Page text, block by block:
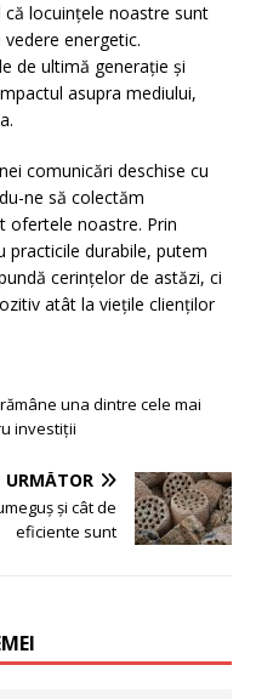
locuințele noastre sunt
energetic.
de ultimă generație și
asupra mediului,
comunicări deschise cu
ne să colectăm
ofertele noastre. Prin
practicile durabile, putem
cerințelor de astăzi, ci
atât la viețile clienților
una dintre cele mai
investiții
URMĂTOR
și cât de
eficiente sunt